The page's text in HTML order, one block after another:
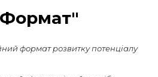
формат розвитку потенціалу